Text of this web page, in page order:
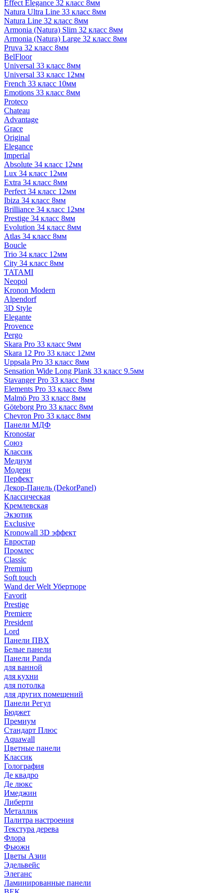
Effect Elegance 32 класс 8мм
Natura Ultra Line 33 класс 8мм
Natura Line 32 класс 8мм
Armonia (Natura) Slim 32 класс 8мм
Armonia (Natura) Large 32 класс 8мм
Pruva 32 класс 8мм
BelFloor
Universal 33 класс 8мм
Universal 33 класс 12мм
French 33 класс 10мм
Emotions 33 класс 8мм
Proteco
Chateau
Advantage
Grace
Original
Elegance
Imperial
Absolute 34 класс 12мм
Lux 34 класс 12мм
Extra 34 класс 8мм
Perfect 34 класс 12мм
Ibiza 34 класс 8мм
Brilliance 34 класс 12мм
Prestige 34 класс 8мм
Evolution 34 класс 8мм
Atlas 34 класс 8мм
Boucle
Trio 34 класс 12мм
City 34 класс 8мм
TATAMI
Neopol
Kronon Modern
Alpendorf
3D Style
Elegante
Provence
Pergo
Skara Pro 33 класс 9мм
Skara 12 Pro 33 класс 12мм
Uppsala Pro 33 класс 8мм
Sensation Wide Long Plank 33 класс 9.5мм
Stavanger Pro 33 класс 8мм
Elements Pro 33 класс 8мм
Malmö Pro 33 класс 8мм
Göteborg Pro 33 класс 8мм
Chevron Pro 33 класс 8мм
Панели МДФ
Кronostar
Союз
Классик
Медиум
Модерн
Перфект
Декор-Панель (DekorPanel)
Классическая
Кремлевская
Экзотик
Exclusive
Kronowall 3D эффект
Евростар
Промлес
Classic
Premium
Soft touch
Wand der Welt Убертюре
Favorit
Prestige
Premiere
President
Lord
Панели ПВХ
Белые панели
Панели Panda
для ванной
для кухни
для потолка
для других помещений
Панели Регул
Бюджет
Премиум
Стандарт Плюс
Aquawall
Цветные панели
Классик
Голография
Де квадро
Де люкс
Имеджин
Либерти
Металлик
Палитра настроения
Текстура дерева
Флора
Фьюжн
Цветы Азии
Эдельвейс
Элеганс
Ламинированные панели